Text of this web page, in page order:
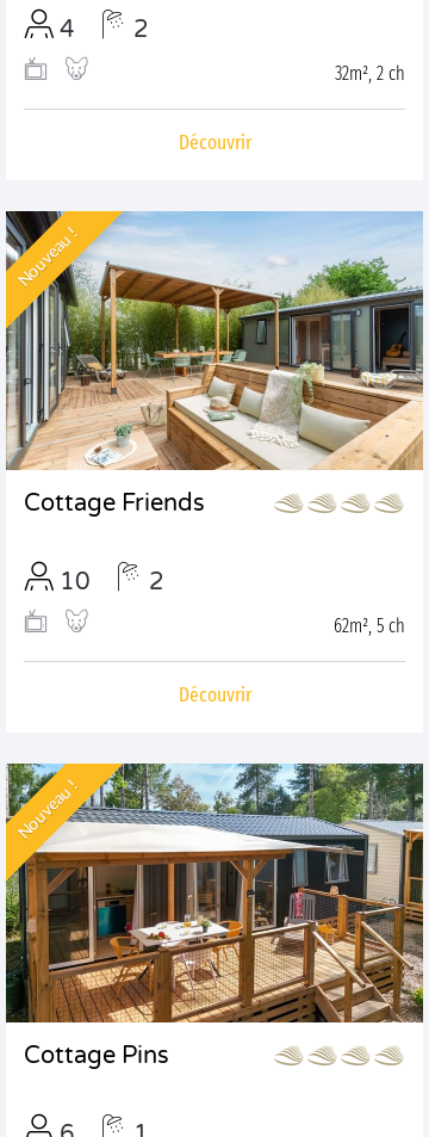
4 2
32m², 2 ch
Découvrir
Nouveau !
Cottage Friends
10 2
62m², 5 ch
Découvrir
Nouveau !
Cottage Pins